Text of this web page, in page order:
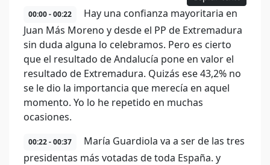
00:00 - 00:22
Hay una confianza mayoritaria en
Juan Más Moreno y desde el PP de Extremadura
sin duda alguna lo celebramos. Pero es cierto
que el resultado de Andalucía pone en valor el
resultado de Extremadura. Quizás ese 43,2% no
se le dio la importancia que merecía en aquel
momento. Yo lo he repetido en muchas
ocasiones.
00:22 - 00:37
María Guardiola va a ser de las tres
presidentas más votadas de toda España. y